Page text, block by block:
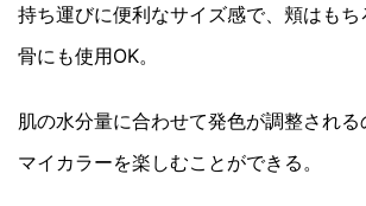
持ち運びに便利なサイズ感で、頬はも
骨にも使用OK。
肌の水分量に合わせて発色が調整され
マイカラーを楽しむことができる。